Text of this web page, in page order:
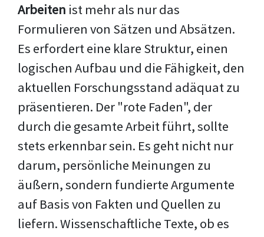
Arbeiten ist mehr als nur das
Formulieren von Sätzen und Absätzen.
Es erfordert eine klare Struktur, einen
logischen Aufbau und die Fähigkeit, den
aktuellen Forschungsstand adäquat zu
präsentieren. Der "rote Faden", der
durch die gesamte Arbeit führt, sollte
stets erkennbar sein. Es geht nicht nur
darum, persönliche Meinungen zu
äußern, sondern fundierte Argumente
auf Basis von Fakten und Quellen zu
liefern. Wissenschaftliche Texte, ob es